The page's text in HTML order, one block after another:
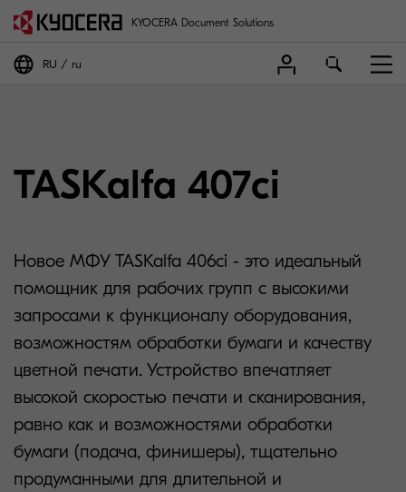
KYOCERA Document Solutions
RU ru
TASKalfa 407ci
Новое МФУ TASKalfa 406ci - это идеальный
помощник для рабочих групп с высокими
запросами к функционалу оборудования,
возможностям обработки бумаги и качеству
цветной печати. Устройство впечатляет
высокой скоростью печати и сканирования,
равно как и возможностями обработки
бумаги (подача, финишеры), тщательно
продуманными для длительной и